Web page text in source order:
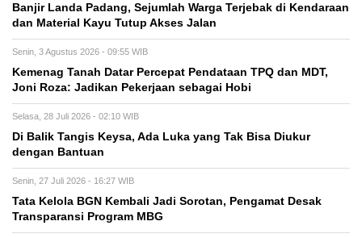
Banjir Landa Padang, Sejumlah Warga Terjebak di Kendaraan
dan Material Kayu Tutup Akses Jalan
Senin, 3 Agustus 2026 - 09:55 WIB
Kemenag Tanah Datar Percepat Pendataan TPQ dan MDT,
Joni Roza: Jadikan Pekerjaan sebagai Hobi
Selasa, 28 Juli 2026 - 02:10 WIB
Di Balik Tangis Keysa, Ada Luka yang Tak Bisa Diukur
dengan Bantuan
Senin, 27 Juli 2026 - 16:27 WIB
Tata Kelola BGN Kembali Jadi Sorotan, Pengamat Desak
Transparansi Program MBG